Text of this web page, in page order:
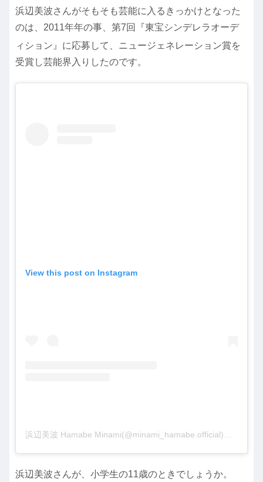
浜辺美波さんがそもそも芸能に入るきっかけとなった
のは、2011年年の事、第7回『東宝シンデレラオーデ
ィション』に応募して
、ニュージェネレーション賞を
受賞し芸能界入りしたのです。
View this post on Instagram
浜辺美波さんが、小学生の11歳のときでしょうか。